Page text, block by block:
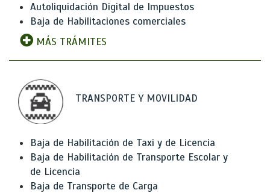
Autoliquidación Digital de Impuestos
Baja de Habilitaciones comerciales
MÁS TRÁMITES
TRANSPORTE Y MOVILIDAD
Baja de Habilitación de Taxi y de Licencia
Baja de Habilitación de Transporte Escolar y
de Licencia
Baja de Transporte de Carga